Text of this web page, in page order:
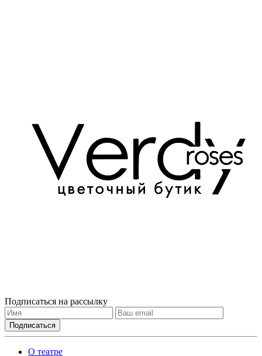
Подписаться на рассылку
О театре